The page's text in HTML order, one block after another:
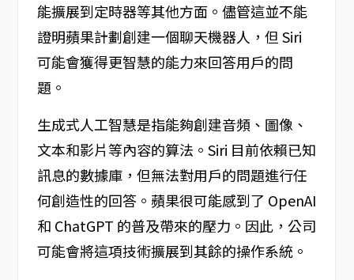
能擴展到定時器等其他方面。儘管這並不能
證明蘋果計劃創建一個聊天機器人，但 Siri
可能會獲得更智慧的能力來回答用戶的問
題。
生成式人工智慧是指能夠創建音頻、圖像、
文本和影片等內容的算法。Siri 目前依賴已知
訊息的數據庫，但無法對用戶的問題進行任
何創造性的回答。蘋果很可能感到了 OpenAI
和 ChatGPT 的普及帶來的壓力。因此，公司
可能會將這項技術擴展到其餘的操作系統。